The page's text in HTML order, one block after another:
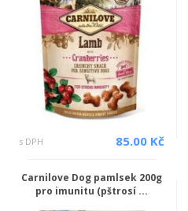
s DPH 85.00 Kč
Carnilove Dog pamlsek 200g
pro imunitu (pštrosí ...